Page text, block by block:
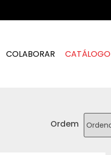
COLABORAR CATÁLOGO
Ordem